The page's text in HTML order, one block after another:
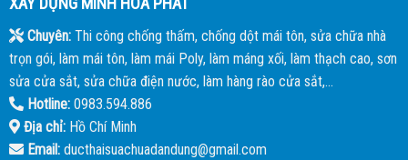
Chuyên:Thi công chống thấm, chống dột mái tôn, sửa chữa nhà
trọn gói, làm mái tôn, làm mái Poly, làm máng xối, làm thạch cao, sơn
sửa cửa sắt, sửa chữa điện nước, làm hàng rào cửa sắt,...
Hotline:0983.594.886
Địa chỉ:Hồ Chí Minh
Email:ducthaisuachuadandung@gmail.com